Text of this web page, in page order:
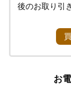
後のお取り引
お